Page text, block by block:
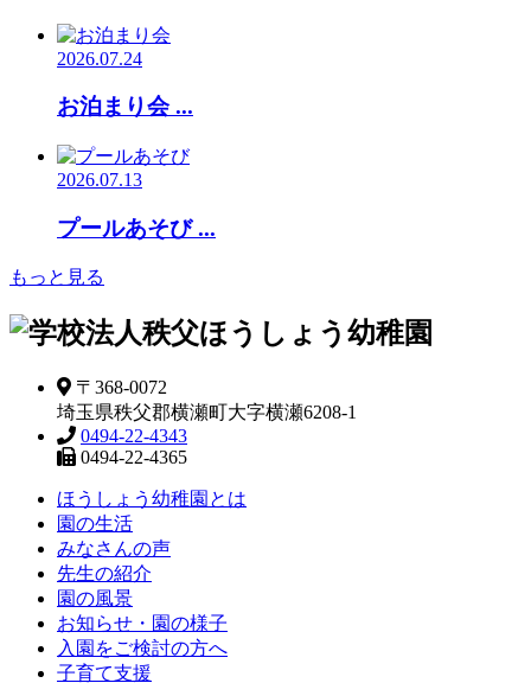
2026.07.24
お泊まり会 ...
2026.07.13
プールあそび ...
もっと見る
〒368-0072
埼玉県秩父郡横瀬町大字横瀬6208-1
0494-22-4343
0494-22-4365
ほうしょう幼稚園とは
園の生活
みなさんの声
先生の紹介
園の風景
お知らせ・園の様子
入園をご検討の方へ
子育て支援